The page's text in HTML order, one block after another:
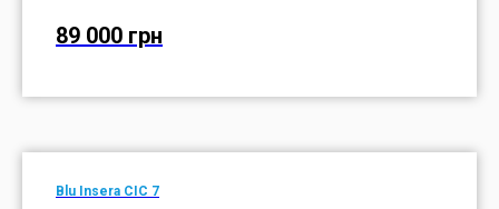
89 000 грн
Blu Insera CIC 7